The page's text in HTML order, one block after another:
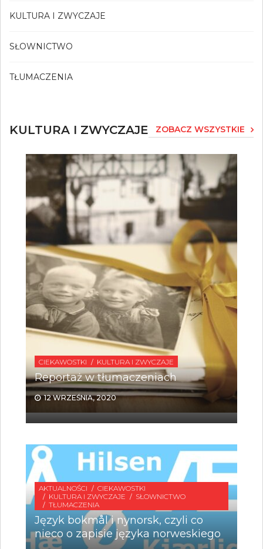
KULTURA I ZWYCZAJE
SŁOWNICTWO
TŁUMACZENIA
KULTURA I ZWYCZAJE ZOBACZ WSZYSTKIE
CIEKAWOSTKI KULTURA I ZWYCZAJE
Reportaż w tłumaczeniach
12 WRZEŚNIA, 2020
AKTUALNOŚCI
CIEKAWOSTKI
KULTURA I ZWYCZAJE
SŁOWNICTWO
TŁUMACZENIA
Język bokmål i nynorsk, czyli co
nieco o zapisie języka norweskiego